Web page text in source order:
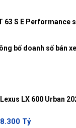
63 S E Performance
bố doanh số bán
Lexus LX 600 Urban
8.300 Tỷ